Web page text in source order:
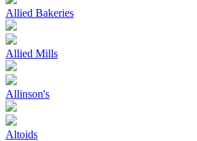
Allied Bakeries
Allied Mills
Allinson's
Altoids